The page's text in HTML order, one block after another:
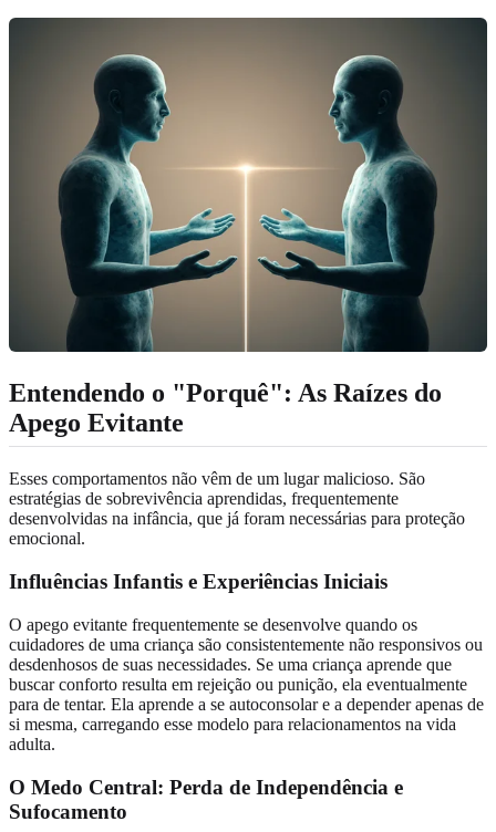
Entendendo o "Porquê": As Raízes do
Apego Evitante
Esses comportamentos não vêm de um lugar malicioso. São
estratégias de sobrevivência aprendidas, frequentemente
desenvolvidas na infância, que já foram necessárias para proteção
emocional.
Influências Infantis e Experiências Iniciais
O apego evitante frequentemente se desenvolve quando os
cuidadores de uma criança são consistentemente não responsivos ou
desdenhosos de suas necessidades. Se uma criança aprende que
buscar conforto resulta em rejeição ou punição, ela eventualmente
para de tentar. Ela aprende a se autoconsolar e a depender apenas de
si mesma, carregando esse modelo para relacionamentos na vida
adulta.
O Medo Central: Perda de Independência e
Sufocamento